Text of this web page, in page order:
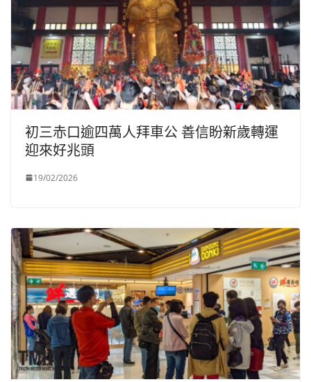
初三赤口逾四萬人拜車公 善信盼新歲轉運
迎來好兆頭
19/02/2026